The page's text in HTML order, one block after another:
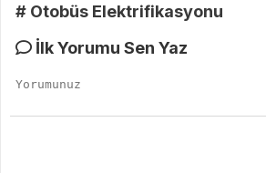
# Otobüs Elektrifikasyonu
İlk Yorumu Sen Yaz